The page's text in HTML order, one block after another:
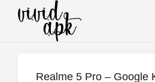
Realme 5 Pro – Google